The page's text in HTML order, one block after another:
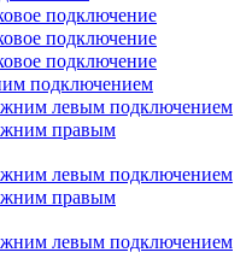
подключение
подключение
подключение
подключением
левым подключением
правым
левым подключением
правым
левым подключением